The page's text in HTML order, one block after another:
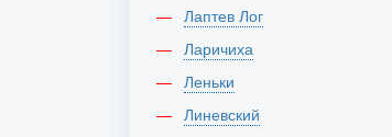
Лаптев Лог
Ларичиха
Леньки
Линевский